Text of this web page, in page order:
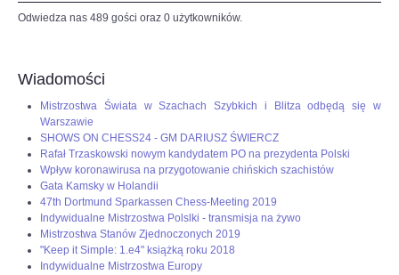
Odwiedza nas 489 gości oraz 0 użytkowników.
Wiadomości
Mistrzostwa Świata w Szachach Szybkich i Blitza odbędą się w
Warszawie
SHOWS ON CHESS24 - GM DARIUSZ ŚWIERCZ
Rafał Trzaskowski nowym kandydatem PO na prezydenta Polski
Wpływ koronawirusa na przygotowanie chińskich szachistów
Gata Kamsky w Holandii
47th Dortmund Sparkassen Chess-Meeting 2019
Indywidualne Mistrzostwa Polslki - transmisja na żywo
Mistrzostwa Stanów Zjednoczonych 2019
"Keep it Simple: 1.e4" książką roku 2018
Indywidualne Mistrzostwa Europy